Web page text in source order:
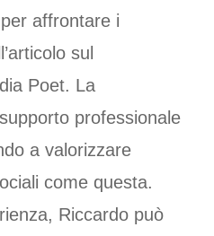
affrontare i
sul
Poet. La
professionale
a valorizzare
come questa.
Riccardo può